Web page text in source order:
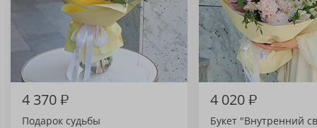
4 370₽
Подарок судьбы
4 020₽
Букет "Внутренний